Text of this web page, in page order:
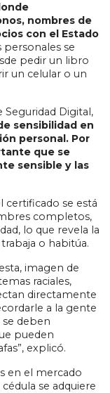
nombres de
con el Estado
personales se
pedir un libro
un celular o un
Seguridad Digital,
sensibilidad en
personal. Por
que se
sensible y las
se está
completos,
lo que revela la
o habitúa.
imagen de
raciales,
directamente
a la gente
deben
pueden
explicó.
en el mercado
se adquiere